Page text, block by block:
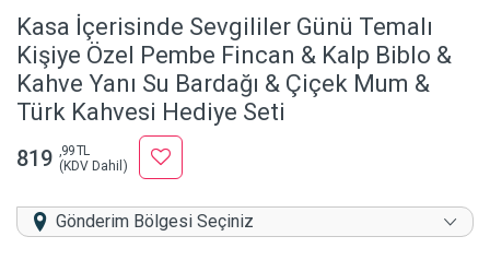
Kasa İçerisinde Sevgililer Günü Temalı
Kişiye Özel Pembe Fincan & Kalp Biblo &
Kahve Yanı Su Bardağı & Çiçek Mum &
Türk Kahvesi Hediye Seti
819 ,99 TL
(KDV Dahil)
Gönderim Bölgesi Seçiniz